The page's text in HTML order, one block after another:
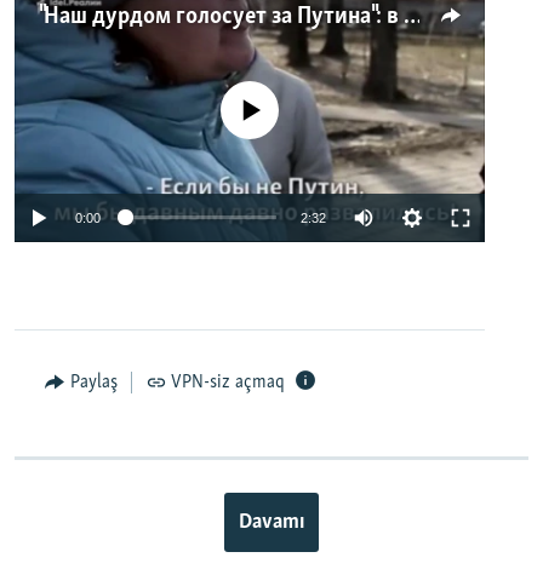
"Наш дурдом голосует за Путина": в Казани прошел арт-пикет "Открытой России"
No media source currently available
0:00 2:32
Paylaş VPN-siz açmaq
Davamı